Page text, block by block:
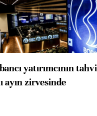
yatırımcının
ayın zirvesinde